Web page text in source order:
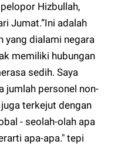
Hizbullah,
Jumat.“Ini adalah
yang dialami negara
memiliki hubungan
sedih. Saya
jumlah personel non-
terkejut dengan
- seolah-olah apa
apa-apa." tepi